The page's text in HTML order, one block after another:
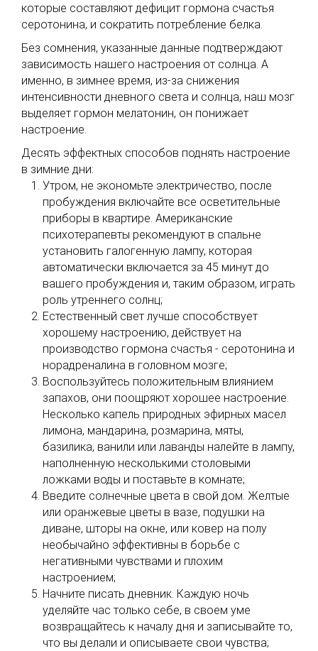
которые составляют дефицит гормона счастья
серотонина, и сократить потребление белка.
Без сомнения, указанные данные подтверждают
зависимость нашего настроения от солнца. А
именно, в зимнее время, из-за снижения
интенсивности дневного света и солнца, наш мозг
выделяет гормон мелатонин, он понижает
настроение.
Десять эффектных способов поднять настроение
в зимние дни:
Утром, не экономьте электричество, после
пробуждения включайте все осветительные
приборы в квартире. Американские
психотерапевты рекомендуют в спальне
установить галогенную лампу, которая
автоматически включается за 45 минут до
вашего пробуждения и, таким образом, играть
роль утреннего солнц;
Естественный свет лучше способствует
хорошему настроению, действует на
производство гормона счастья - серотонина и
норадреналина в головном мозге;
Воспользуйтесь положительным влиянием
запахов, они поощряют хорошее настроение.
Несколько капель природных эфирных масел
лимона, мандарина, розмарина, мяты,
базилика, ванили или лаванды налейте в лампу,
наполненную несколькими столовыми
ложками воды и поставьте в комнате;
Введите солнечные цвета в свой дом. Желтые
или оранжевые цветы в вазе, подушки на
диване, шторы на окне, или ковер на полу
необычайно эффективны в борьбе с
негативными чувствами и плохим
настроением;
Начните писать дневник. Каждую ночь
уделяйте час только себе, в своем уме
возвращайтесь к началу дня и записывайте то,
что вы делали и описываете свои чувства;